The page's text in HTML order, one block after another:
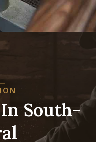
South-